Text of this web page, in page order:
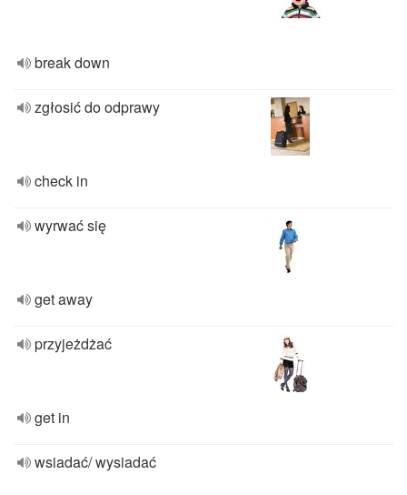
break down
zgłosić do odprawy
check in
wyrwać się
get away
przyjeżdżać
get in
wsiadać/ wysiadać